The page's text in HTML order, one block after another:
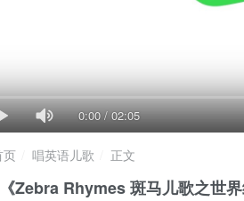
0:00/02:05
页 唱英语儿歌 正文
《Zebra Rhymes 斑马儿歌之世